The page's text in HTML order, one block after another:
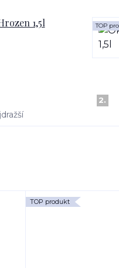
1,5l
2.
TOP
TOP produkt